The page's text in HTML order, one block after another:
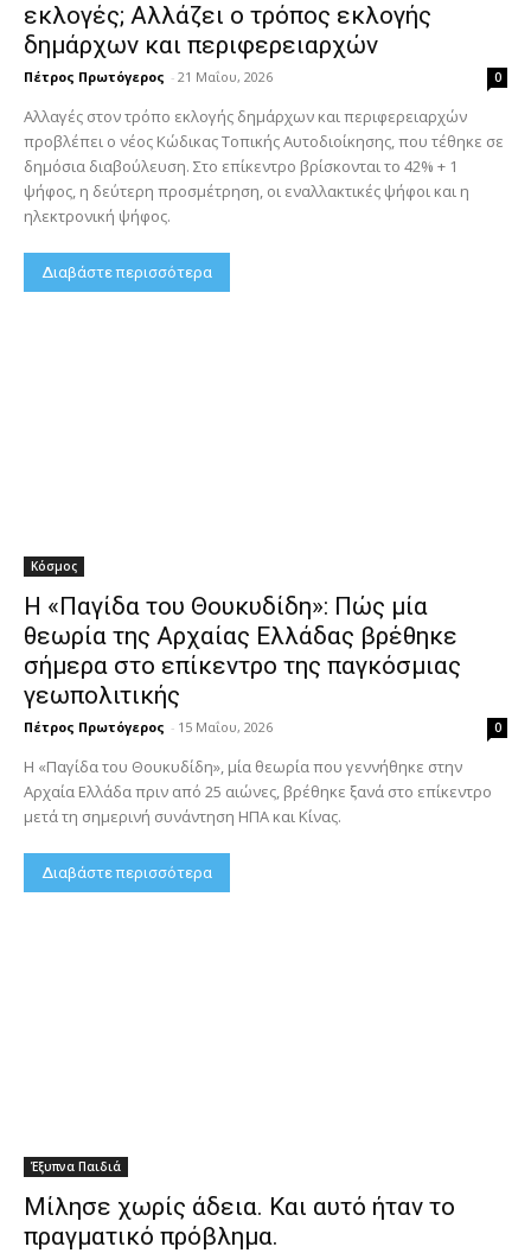
εκλογές; Αλλάζει ο τρόπος εκλογής
δημάρχων και περιφερειαρχών
Πέτρος Πρωτόγερος - 21 Μαΐου, 2026 0
Αλλαγές στον τρόπο εκλογής δημάρχων και περιφερειαρχών
προβλέπει ο νέος Κώδικας Τοπικής Αυτοδιοίκησης, που τέθηκε σε
δημόσια διαβούλευση. Στο επίκεντρο βρίσκονται το 42% + 1
ψήφος, η δεύτερη προσμέτρηση, οι εναλλακτικές ψήφοι και η
ηλεκτρονική ψήφος.
Διαβάστε περισσότερα
Κόσμος
Η «Παγίδα του Θουκυδίδη»: Πώς μία
θεωρία της Αρχαίας Ελλάδας βρέθηκε
σήμερα στο επίκεντρο της παγκόσμιας
γεωπολιτικής
Πέτρος Πρωτόγερος - 15 Μαΐου, 2026 0
Η «Παγίδα του Θουκυδίδη», μία θεωρία που γεννήθηκε στην
Αρχαία Ελλάδα πριν από 25 αιώνες, βρέθηκε ξανά στο επίκεντρο
μετά τη σημερινή συνάντηση ΗΠΑ και Κίνας.
Διαβάστε περισσότερα
Έξυπνα Παιδιά
Μίλησε χωρίς άδεια. Και αυτό ήταν το
πραγματικό πρόβλημα.